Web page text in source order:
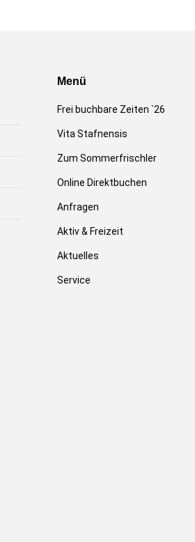
Menü
Frei buchbare Zeiten `26
Vita Stafnensis
Zum Sommerfrischler
Online Direktbuchen
Anfragen
Aktiv & Freizeit
Aktuelles
Service